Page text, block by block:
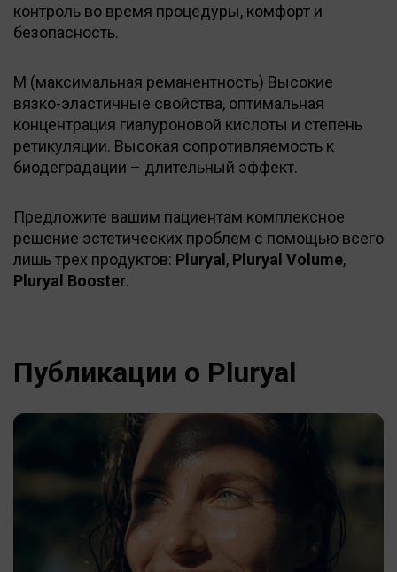
контроль во время процедуры, комфорт и
безопасность.
M (максимальная реманентность) Высокие
вязко-эластичные свойства, оптимальная
концентрация гиалуроновой кислоты и степень
ретикуляции. Высокая сопротивляемость к
биодеградации – длительный эффект.
Предложите вашим пациентам комплексное
решение эстетических проблем с помощью всего
лишь трех продуктов: Pluryal , Pluryal Volume,
Pluryal Booster.
Публикации о Pluryal